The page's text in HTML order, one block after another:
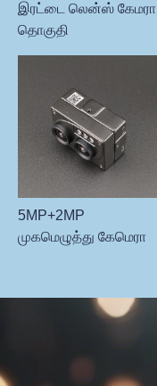
இரட்டை லென்ஸ் கேமரா
தொகுதி
5MP+2MP
முகமெழுத்து கேமெரா